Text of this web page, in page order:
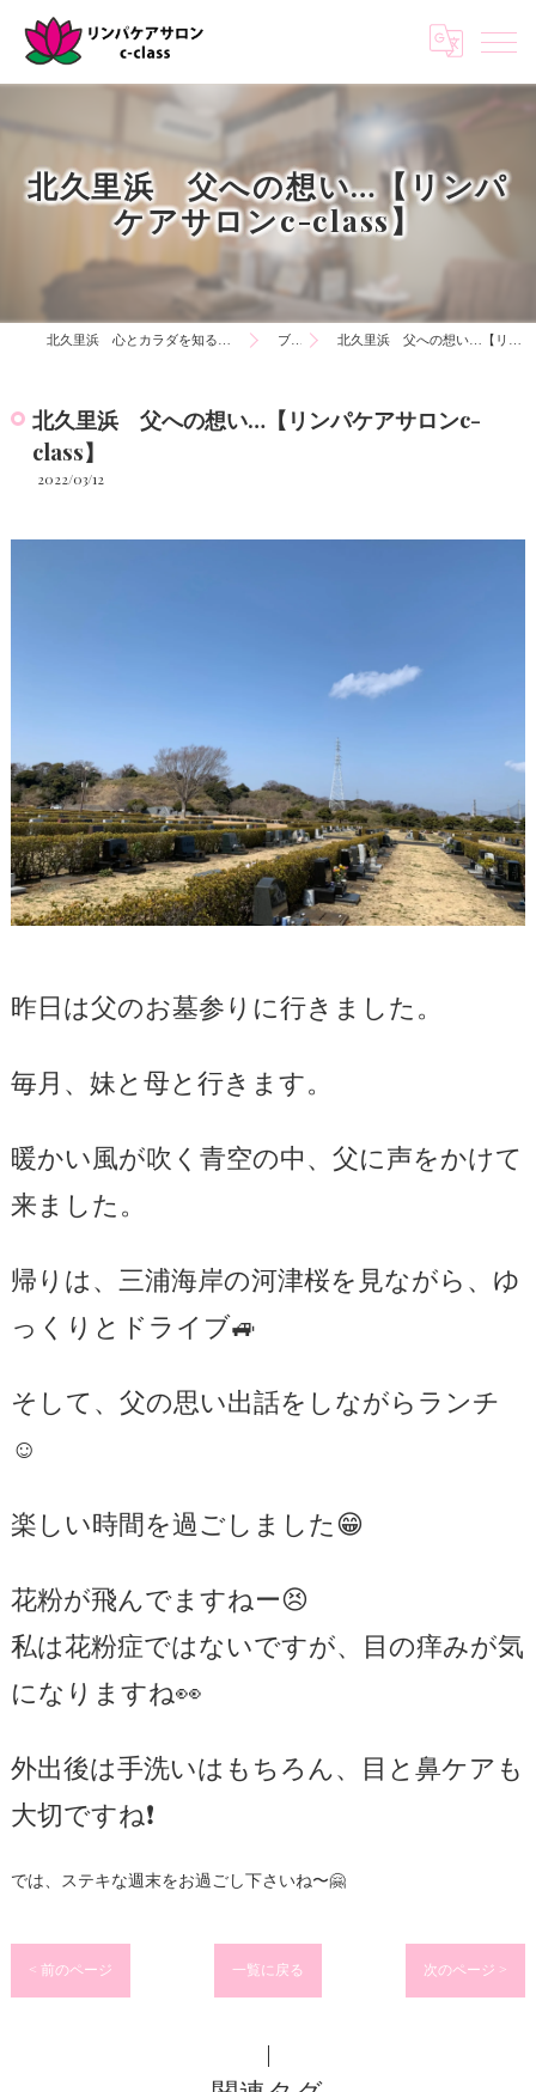
北久里浜 父への想い…【リンパ
ケアサロンc-class】
ブログ 北久里浜 父への想い…【リンパケアサロンc-class】
北久里浜 父への想い…【リンパケアサロンc-
class】
2022/03/12
昨日は父のお墓参りに行きました。
毎月、妹と母と行きます。
暖かい風が吹く青空の中、父に声をかけて
来ました。
帰りは、三浦海岸の河津桜を見ながら、ゆ
っくりとドライブ🚙
そして、父の思い出話をしながらランチ
☺️
楽しい時間を過ごしました😁
花粉が飛んでますねー😣
私は花粉症ではないですが、目の痒みが気
になりますね👀
外出後は手洗いはもちろん、目と鼻ケアも
大切ですね❗️
では、ステキな週末をお過ごし下さいね〜🤗
< 前のページ 一覧に戻る 次のページ >